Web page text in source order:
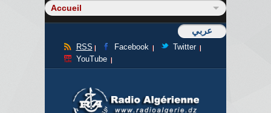
عربي
RSS Facebook
Twitter
YouTube